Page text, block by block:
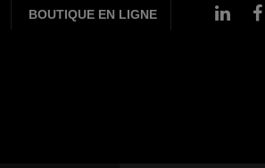
BOUTIQUE EN LIGNE